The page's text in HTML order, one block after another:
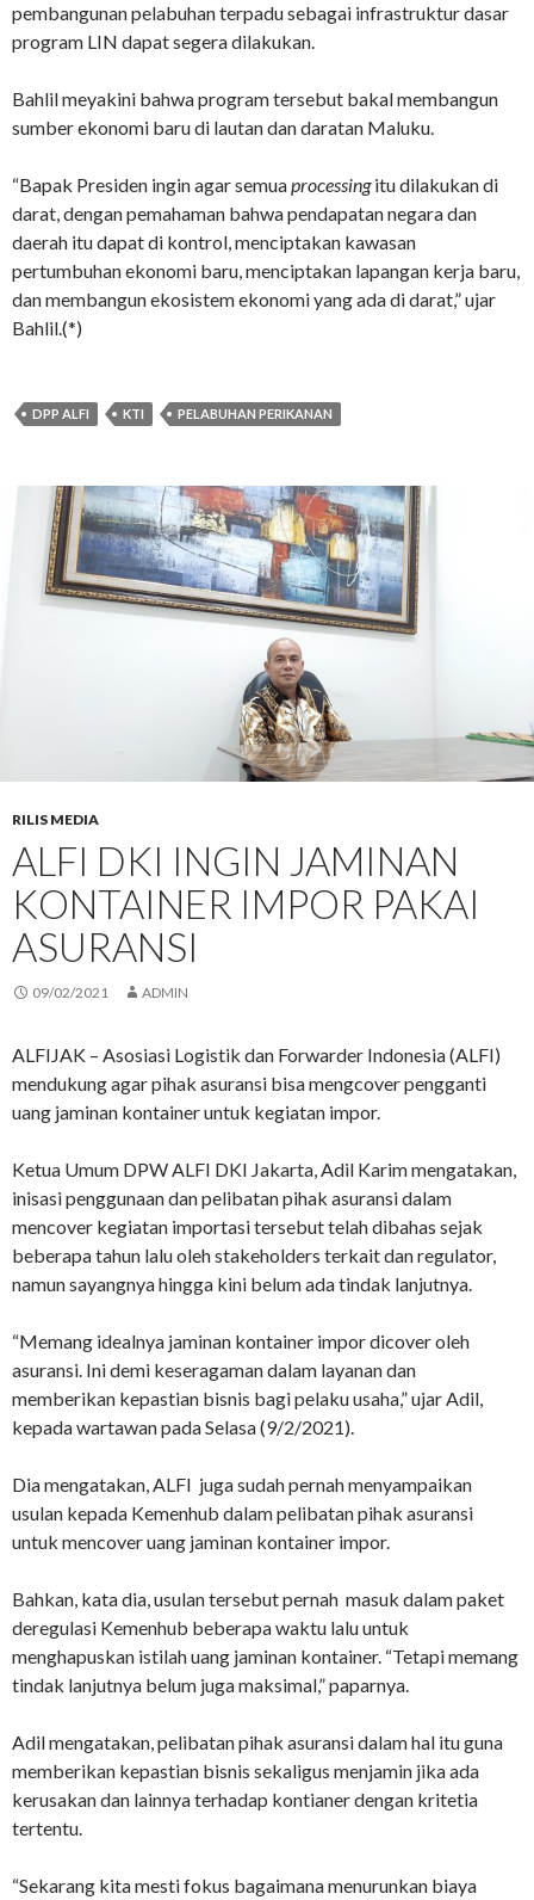
pembangunan pelabuhan terpadu sebagai infrastruktur dasar
program LIN dapat segera dilakukan.
Bahlil meyakini bahwa program tersebut bakal membangun
sumber ekonomi baru di lautan dan daratan Maluku.
“Bapak Presiden ingin agar semuaprocessingitu dilakukan di
darat, dengan pemahaman bahwa pendapatan negara dan
daerah itu dapat di kontrol, menciptakan kawasan
pertumbuhan ekonomi baru, menciptakan lapangan kerja baru,
dan membangun ekosistem ekonomi yang ada di darat,” ujar
Bahlil.(*)
DPP ALFI KTI PELABUHAN PERIKANAN
RILIS MEDIA
ALFI DKI INGIN JAMINAN
KONTAINER IMPOR PAKAI
ASURANSI
09/02/2021 ADMIN
ALFIJAK – Asosiasi Logistik dan Forwarder Indonesia (ALFI)
mendukung agar pihak asuransi bisa mengcover pengganti
uang jaminan kontainer untuk kegiatan impor.
Ketua Umum DPW ALFI DKI Jakarta, Adil Karim mengatakan,
inisasi penggunaan dan pelibatan pihak asuransi dalam
mencover kegiatan importasi tersebut telah dibahas sejak
beberapa tahun lalu oleh stakeholders terkait dan regulator,
namun sayangnya hingga kini belum ada tindak lanjutnya.
“Memang idealnya jaminan kontainer impor dicover oleh
asuransi. Ini demi keseragaman dalam layanan dan
memberikan kepastian bisnis bagi pelaku usaha,” ujar Adil,
kepada wartawan pada Selasa (9/2/2021).
Dia mengatakan, ALFI juga sudah pernah menyampaikan
usulan kepada Kemenhub dalam pelibatan pihak asuransi
untuk mencover uang jaminan kontainer impor.
Bahkan, kata dia, usulan tersebut pernah masuk dalam paket
deregulasi Kemenhub beberapa waktu lalu untuk
menghapuskan istilah uang jaminan kontainer. “Tetapi memang
tindak lanjutnya belum juga maksimal,” paparnya.
Adil mengatakan, pelibatan pihak asuransi dalam hal itu guna
memberikan kepastian bisnis sekaligus menjamin jika ada
kerusakan dan lainnya terhadap kontianer dengan kritetia
tertentu.
“Sekarang kita mesti fokus bagaimana menurunkan biaya